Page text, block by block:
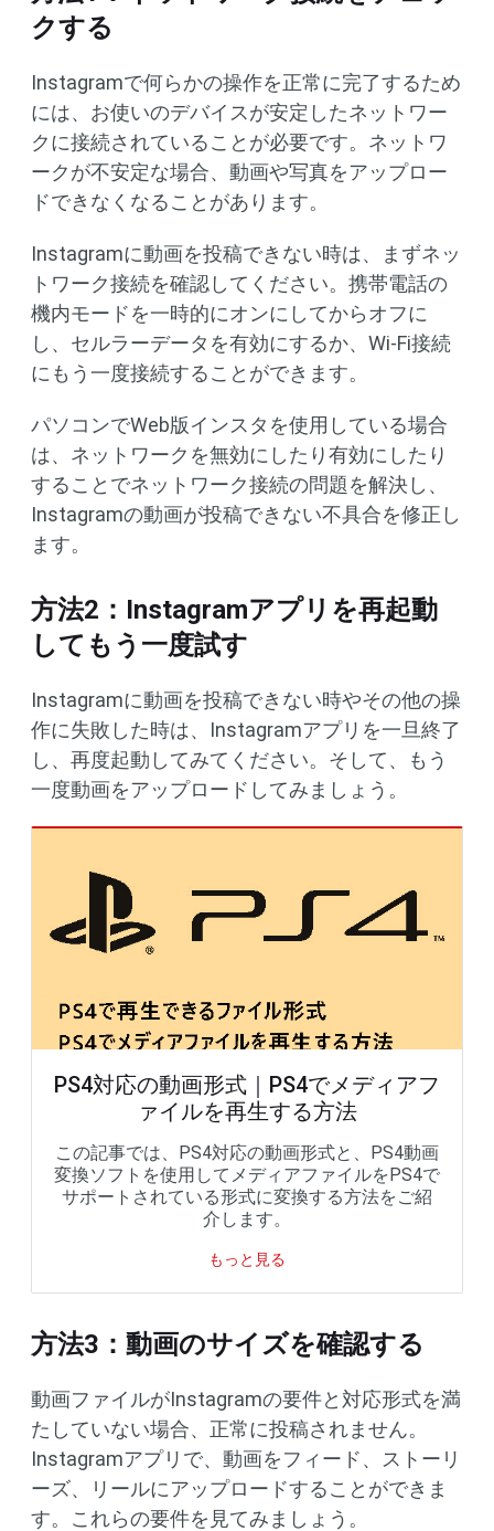
クする
Instagramで何らかの操作を正常に完了するため
には、お使いのデバイスが安定したネットワー
クに接続されていることが必要です。ネットワ
ークが不安定な場合、動画や写真をアップロー
ドできなくなることがあります。
Instagramに動画を投稿できない時は、まずネッ
トワーク接続を確認してください。携帯電話の
機内モードを一時的にオンにしてからオフに
し、セルラーデータを有効にするか、Wi-Fi接続
にもう一度接続することができます。
パソコンでWeb版インスタを使用している場合
は、ネットワークを無効にしたり有効にしたり
することでネットワーク接続の問題を解決し、
Instagramの動画が投稿できない不具合を修正し
ます。
方法2：Instagramアプリを再起動
してもう一度試す
Instagramに動画を投稿できない時やその他の操
作に失敗した時は、Instagramアプリを一旦終了
し、再度起動してみてください。そして、もう
一度動画をアップロードしてみましょう。
PS4対応の動画形式｜PS4でメディアフ
ァイルを再生する方法
この記事では、PS4対応の動画形式と、PS4動画
変換ソフトを使用してメディアファイルをPS4で
サポートされている形式に変換する方法をご紹
介します。
もっと見る
方法3：動画のサイズを確認する
動画ファイルがInstagramの要件と対応形式を満
たしていない場合、正常に投稿されません。
Instagramアプリで、動画をフィード、ストーリ
ーズ、リールにアップロードすることができま
す。これらの要件を見てみましょう。